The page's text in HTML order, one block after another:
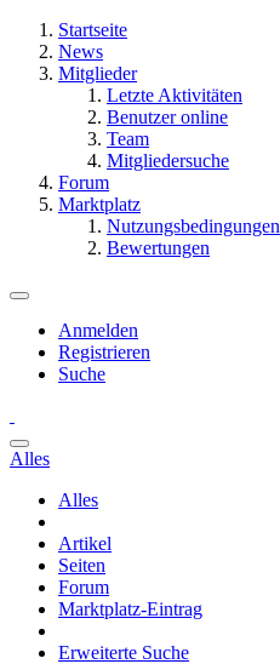
Startseite
News
Mitglieder
Letzte Aktivitäten
Benutzer online
Team
Mitgliedersuche
Forum
Marktplatz
Nutzungsbedingungen
Bewertungen
Anmelden
Registrieren
Suche
Alles
Alles
Artikel
Seiten
Forum
Marktplatz-Eintrag
Erweiterte Suche